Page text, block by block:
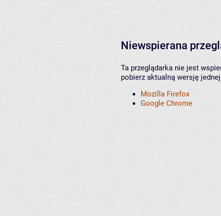
Niewspierana
Ta przeglądarka nie jest
pobierz aktualną wersję
Mozilla Firefox
Google Chrome